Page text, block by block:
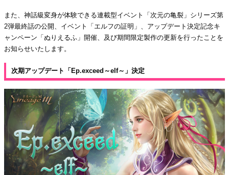
また、神話級変身が体験できる連載型イベント「次元の亀裂」シリーズ第
2弾最終話の公開、イベント「エルフの証明」、アップデート決定記念キ
ャンペーン「ぬりえるふ」開催、及び期間限定製作の更新を行ったことを
お知らせいたします。
次期アップデート「Ep.exceed～elf～」決定